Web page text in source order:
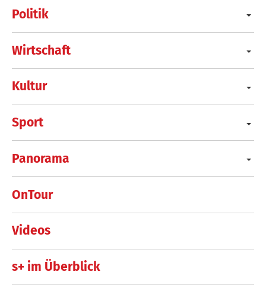
Politik
Wirtschaft
Kultur
Sport
Panorama
OnTour
Videos
s+ im Überblick